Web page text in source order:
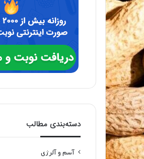
دسته‌بندی مطالب
آسم و آلرژی